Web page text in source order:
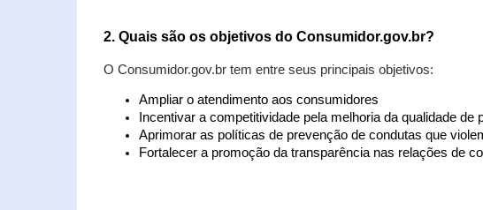
2. Quais são os objetivos do Consumidor.gov.br?
O Consumidor.gov.br tem entre seus principais objetivos:
Ampliar o atendimento aos consumidores
Incentivar a competitividade pela melhoria da qualidade
Aprimorar as políticas de prevenção de condutas que
Fortalecer a promoção da transparência nas relações de